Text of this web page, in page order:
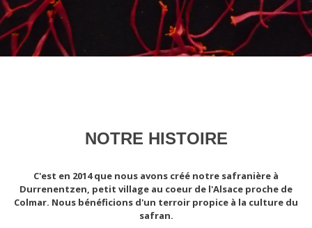
NOTRE HISTOIRE
C'est en 2014 que nous avons créé notre safranière à
Durrenentzen, petit village au coeur de l'Alsace proche de
Colmar. Nous bénéficions d'un terroir propice à la culture du
safran.